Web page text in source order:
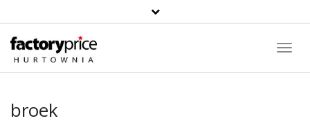
broek